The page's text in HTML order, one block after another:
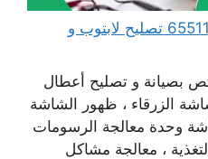
مهندس كمبيوتر الزور 65511033 تصليح لابتوب و
بصيانة و تصليح أعطال
الزرقاء ، ظهور الشاشة
وحدة معالجة الرسومات
، معالجة مشاكل